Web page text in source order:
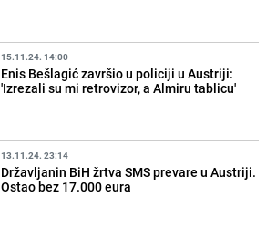
15.11.24. 14:00
Enis Bešlagić završio u policiji u Austriji:
'Izrezali su mi retrovizor, a Almiru tablicu'
13.11.24. 23:14
Državljanin BiH žrtva SMS prevare u Austriji.
Ostao bez 17.000 eura